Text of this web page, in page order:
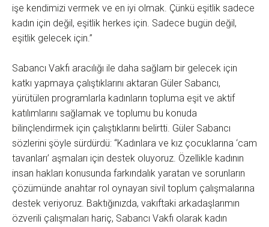
işe kendimizi vermek ve en iyi olmak. Çünkü eşitlik sadece
kadın için değil, eşitlik herkes için. Sadece bugün değil,
eşitlik gelecek için.”
Sabancı Vakfı aracılığı ile daha sağlam bir gelecek için
katkı yapmaya çalıştıklarını aktaran Güler Sabancı,
yürütülen programlarla kadınların topluma eşit ve aktif
katılımlarını sağlamak ve toplumu bu konuda
bilinçlendirmek için çalıştıklarını belirtti. Güler Sabancı
sözlerini şöyle sürdürdü: “Kadınlara ve kız çocuklarına ‘cam
tavanları’ aşmaları için destek oluyoruz. Özellikle kadının
insan hakları konusunda farkındalık yaratan ve sorunların
çözümünde anahtar rol oynayan sivil toplum çalışmalarına
destek veriyoruz. Baktığınızda, vakıftaki arkadaşlarımın
özverili çalışmaları hariç, Sabancı Vakfı olarak kadın